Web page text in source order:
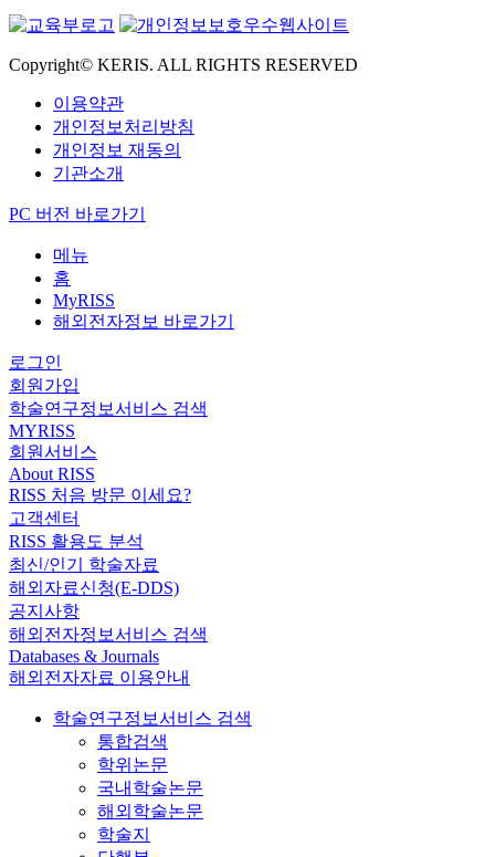
Copyright© KERIS. ALL RIGHTS RESERVED
이용약관
개인정보처리방침
개인정보 재동의
기관소개
PC 버전 바로가기
메뉴
홈
MyRISS
해외전자정보 바로가기
로그인
회원가입
학술연구정보서비스 검색
MYRISS
회원서비스
About RISS
RISS 처음 방문 이세요?
고객센터
RISS 활용도 분석
최신/인기 학술자료
해외자료신청(E-DDS)
공지사항
해외전자정보서비스 검색
Databases & Journals
해외전자자료 이용안내
학술연구정보서비스 검색
통합검색
학위논문
국내학술논문
해외학술논문
학술지